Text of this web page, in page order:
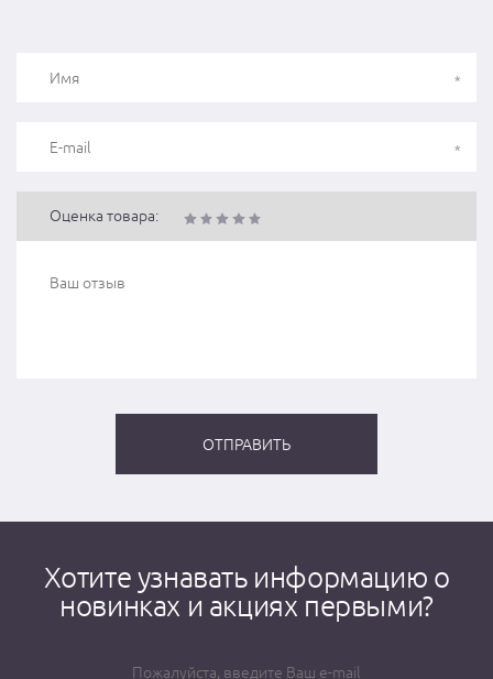
Оценка товара:
Хотите узнавать информацию о
новинках и акциях первыми?